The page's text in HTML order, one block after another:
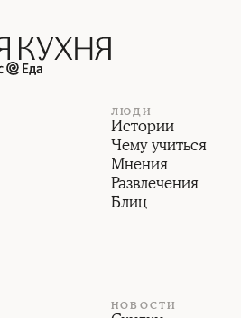
ЛЮДИ
Истории
Чему учиться
Мнения
Развлечения
Блиц
НОВОСТИ